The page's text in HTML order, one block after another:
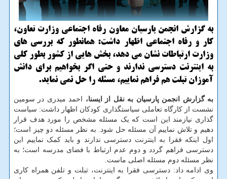
به گزارش انجمن پارسیان معاون رفاه اجتماعی وزارت تعاون،
كار و رفاه اجتماعی اظهار داشت: همانطور كه بررسی های
وزارت ارتباطات نشان می دهد، بخش هایی از كشور بطور كلی
به اینترنت دسترسی ندارند و حتی اگر بخواهیم برای دانش
آموزان تبلت هم فراهم نماییم، مسئله را حل نمی نماید.
به گزارش انجمن پارسیان به نقل از ایسنا، احمد میدری در سومین
نشست از کارگاه تعاملی سیاستگذاری کودکان اظهار داشت: سیاست
گذاری نیازمند این است که یک مسئله مشخص را مورد هدف قرار
دهیم و تلاش نماییم آن مسئله حل شود. به نظر مسئله دو چیز است؛
اول اینکه فقرا به اینترنت دسترسی ندارند و باید کمک نماییم این
دسترسی فراهم گردد و دوم عدم ارتباط با فضای مدرسه است؛ به
نظر مسئله دوم مسئله اصلی ماست.
وی ادامه داد: دسترسی فقرا به اینترنت، تبلت و تلفن همراه کاری